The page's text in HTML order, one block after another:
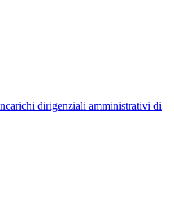
dirigenziali amministrativi di